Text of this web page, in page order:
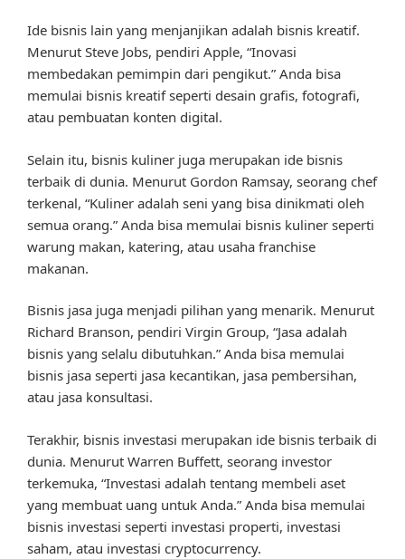
Ide bisnis lain yang menjanjikan adalah bisnis kreatif.
Menurut Steve Jobs, pendiri Apple, “Inovasi
membedakan pemimpin dari pengikut.” Anda bisa
memulai bisnis kreatif seperti desain grafis, fotografi,
atau pembuatan konten digital.
Selain itu, bisnis kuliner juga merupakan ide bisnis
terbaik di dunia. Menurut Gordon Ramsay, seorang chef
terkenal, “Kuliner adalah seni yang bisa dinikmati oleh
semua orang.” Anda bisa memulai bisnis kuliner seperti
warung makan, katering, atau usaha franchise
makanan.
Bisnis jasa juga menjadi pilihan yang menarik. Menurut
Richard Branson, pendiri Virgin Group, “Jasa adalah
bisnis yang selalu dibutuhkan.” Anda bisa memulai
bisnis jasa seperti jasa kecantikan, jasa pembersihan,
atau jasa konsultasi.
Terakhir, bisnis investasi merupakan ide bisnis terbaik di
dunia. Menurut Warren Buffett, seorang investor
terkemuka, “Investasi adalah tentang membeli aset
yang membuat uang untuk Anda.” Anda bisa memulai
bisnis investasi seperti investasi properti, investasi
saham, atau investasi cryptocurrency.